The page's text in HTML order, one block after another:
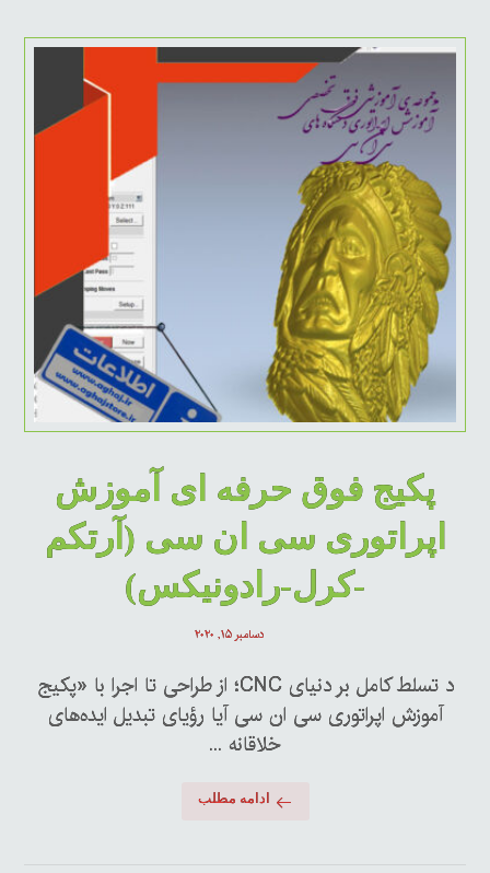
پکیج فوق حرفه ای آموزش
اپراتوری سی ان سی (آرتکم
-کرل-رادونیکس)
دسامبر ۱۵, ۲۰۲۰
د تسلط کامل بر دنیای CNC؛ از طراحی تا اجرا با «پکیج
آموزش اپراتوری سی ان سی آیا رؤیای تبدیل ایده‌های
خلاقانه ...
ادامه مطلب